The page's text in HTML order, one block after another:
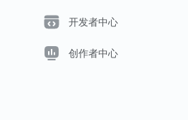
开发者中心
创作者中心